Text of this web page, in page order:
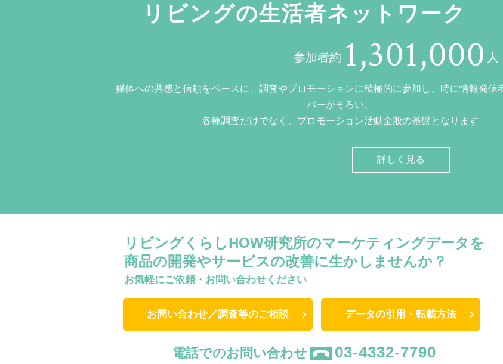
リビングの生活者ネットワーク
参加者約 1,301,000 人
媒体への共感と信頼をベースに、調査やプロモーションに積極的に参加し、時に情報発信
バーがそろい、
各種調査だけでなく、プロモーション活動全般の基盤となります
詳しく見る
リビングくらしHOW研究所のマーケティングデータを
商品の開発やサービスの改善に生かしませんか？
お気軽にご依頼・お問い合わせください
お問い合わせ／調査等のご相談 データの引用・転載方法
電話でのお問い合わせ 03-4332-7790